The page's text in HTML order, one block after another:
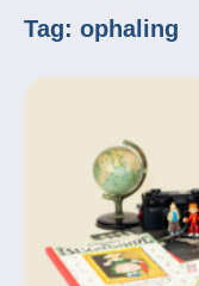
Tag: ophaling